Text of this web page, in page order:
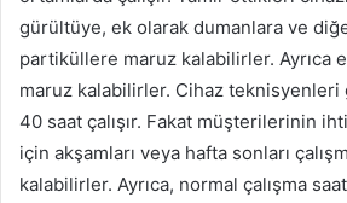
gürültüye, ek olarak dumanlara ve
partiküllere maruz kalabilirler. Ayrıca
maruz kalabilirler. Cihaz
40 saat çalışır. Fakat müşterilerinin
için akşamları veya hafta sonları
kalabilirler. Ayrıca, normal çalışma